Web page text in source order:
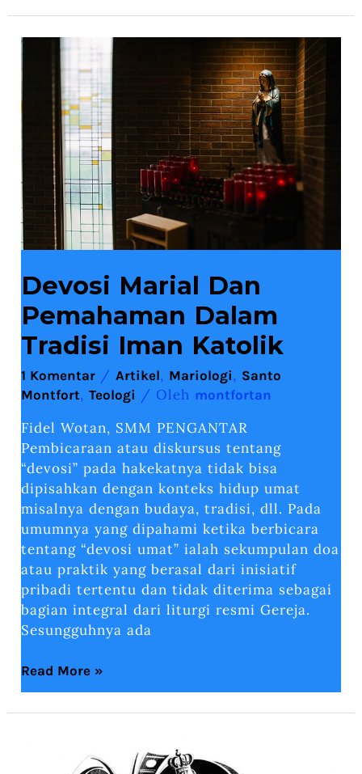
Devosi Marial Dan
Pemahaman Dalam
Tradisi Iman Katolik
1 Komentar /Artikel, Mariologi, Santo
Montfort,Teologi / Oleh montfortan
Fidel Wotan, SMM PENGANTAR
Pembicaraan atau diskursus tentang
“devosi” pada hakekatnya tidak bisa
dipisahkan dengan konteks hidup umat
misalnya dengan budaya, tradisi, dll. Pada
umumnya yang dipahami ketika berbicara
tentang “devosi umat” ialah sekumpulan doa
atau praktik yang berasal dari inisiatif
pribadi tertentu dan tidak diterima sebagai
bagian integral dari liturgi resmi Gereja.
Sesungguhnya ada
Devosi
Marial
Dan
Pemahaman
Dalam
Tradisi
Iman
Katolik
Read More »